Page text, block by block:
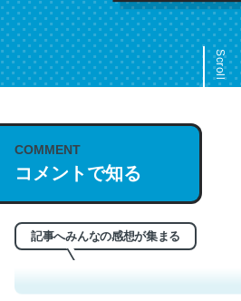
Scroll
COMMENT
コメントで知る
記事へみんなの感想が集まる
これは名文。彼はとてもクレバー
う。英語少しでも読める人は原文も
れ好き。Let’s Fucking Go. Then
─今のこの状況が信じられるかい？ by ラ